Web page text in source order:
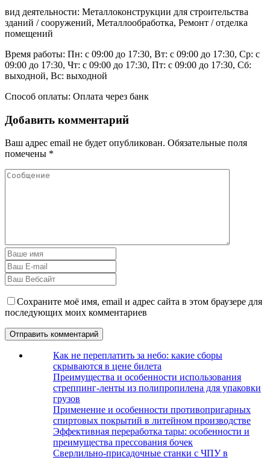
вид деятельности: Металлоконструкции для строительства
зданий / сооружений, Металлообработка, Ремонт / отделка
помещений
Время работы: Пн: с 09:00 до 17:30, Вт: с 09:00 до 17:30, Ср: с
09:00 до 17:30, Чт: с 09:00 до 17:30, Пт: с 09:00 до 17:30, Сб:
выходной, Вс: выходной
Способ оплаты: Оплата через банк
Добавить комментарий
Ваш адрес email не будет опубликован. Обязательные поля
помечены *
Сохраните моё имя, email и адрес сайта в этом браузере для
последующих моих комментариев
Как не переплатить за небо: какие сборы
скрываются в цене билета
Преимущества и особенности использования
стреппинг-ленты из полипропилена для упаковки
грузов
Применение и особенности противопригарных
спиртовых покрытий в литейном производстве
Эффективная переработка тары: особенности и
преимущества прессования бочек
Сверлильно-присадочные станки с ЧПУ в